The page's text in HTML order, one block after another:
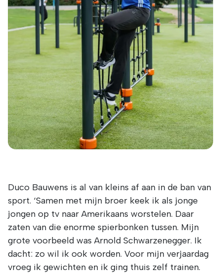
Duco Bauwens is al van kleins af aan in de ban van
sport. ‘Samen met mijn broer keek ik als jonge
jongen op tv naar Amerikaans worstelen. Daar
zaten van die enorme spierbonken tussen. Mijn
grote voorbeeld was Arnold Schwarzenegger. Ik
dacht: zo wil ik ook worden. Voor mijn verjaardag
vroeg ik gewichten en ik ging thuis zelf trainen.